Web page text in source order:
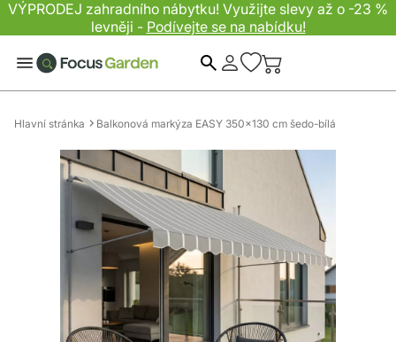
VÝPRODEJ zahradního nábytku! Využijte slevy až o -23 %
levněji - Podívejte se na nabídku!
Hlavní stránka Balkonová markýza EASY 350x130 cm šedo-bílá
Přeskočit